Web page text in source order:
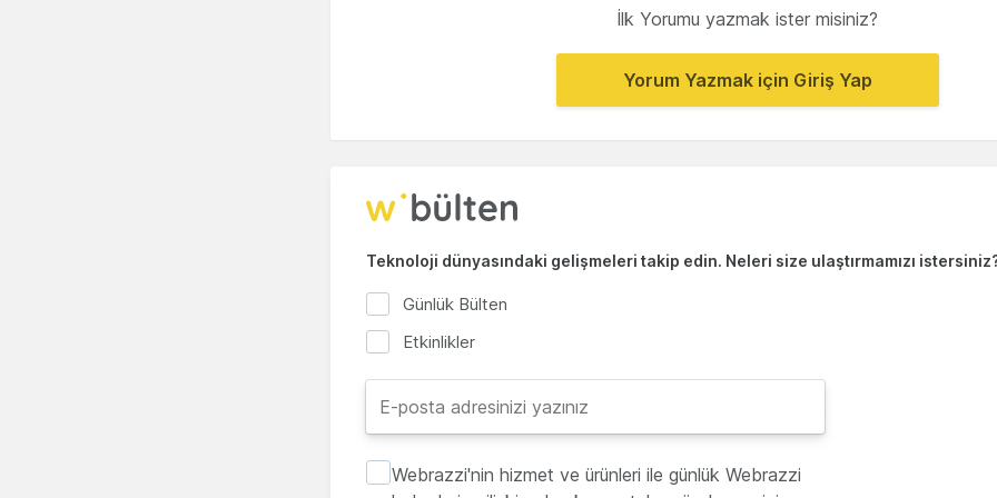
İlk Yorumu yazmak ister misiniz?
Yorum Yazmak için Giriş Yap
Teknoloji dünyasındaki gelişmeleri takip edin. Neleri size ulaştırmamızı
Günlük Bülten
Etkinlikler
Webrazzi'nin hizmet ve ürünleri ile günlük Webrazzi